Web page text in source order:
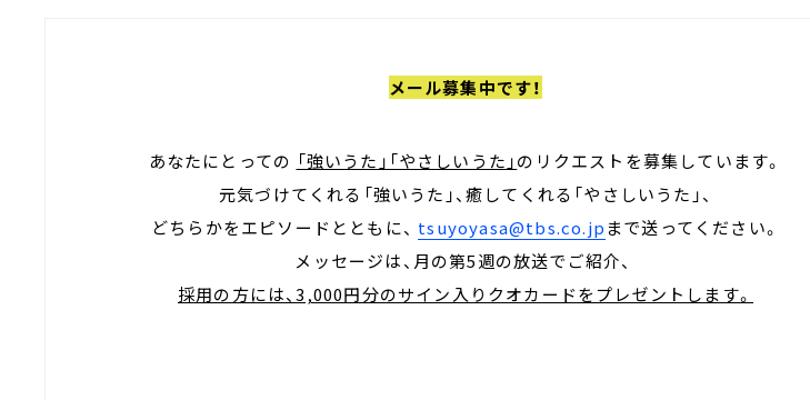
メール募集中です！
あなたにとっての 「強いうた」「やさしいうた」のリクエストを募集しています。
元気づけてくれる「強いうた」、癒してくれる「やさしいうた」、
どちらかをエピソードとともに、 tsuyoyasa@tbs.co.jp まで送ってください。
メッセージは、月の第5週の放送でご紹介、
採用の方には、3,000円分のサイン入りクオカードをプレゼントします。